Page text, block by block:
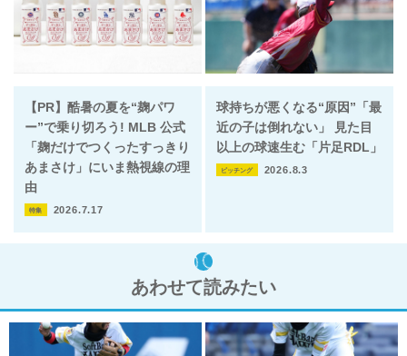
【PR】酷暑の夏を“麹パワ
ー”で乗り切ろう! MLB 公式
「麹だけでつくったすっきり
あまさけ」にいま熱視線の理
由
特集 2026.7.17
球持ちが悪くなる“原因”「最
近の子は倒れない」 見た目
以上の球速生む「片足RDL」
ピッチング 2026.8.3
あわせて読みたい